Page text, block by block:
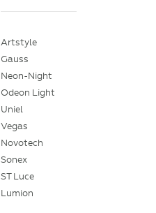
Artstyle
Gauss
Neon-Night
Odeon Light
Uniel
Vegas
Novotech
Sonex
ST Luce
Lumion